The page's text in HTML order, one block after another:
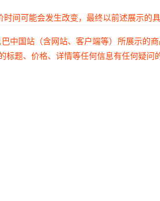
间可能会发生改变，最终以前述展示的
中国站（含网站、客户端等）所展示
题、价格、详情等任何信息有任何疑